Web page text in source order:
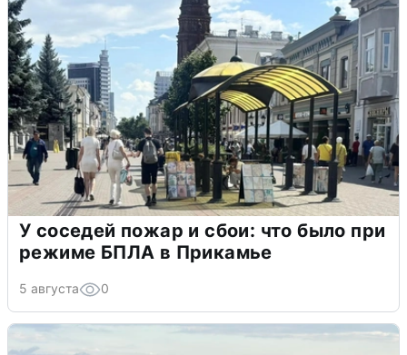
У соседей пожар и сбои: что было при
режиме БПЛА в Прикамье
5 августа 0